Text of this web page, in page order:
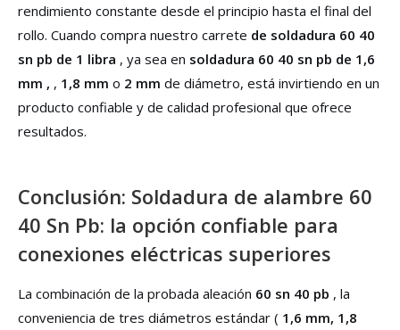
rendimiento constante desde el principio hasta el final del
rollo. Cuando compra nuestro carrete de soldadura 60 40
sn pb de 1 libra , ya sea en soldadura 60 40 sn pb de 1,6
mm , , 1,8 mm o 2 mm de diámetro, está invirtiendo en un
producto confiable y de calidad profesional que ofrece
resultados.
Conclusión: Soldadura de alambre 60
40 Sn Pb: la opción confiable para
conexiones eléctricas superiores
La combinación de la probada aleación 60 sn 40 pb , la
conveniencia de tres diámetros estándar ( 1,6 mm, 1,8